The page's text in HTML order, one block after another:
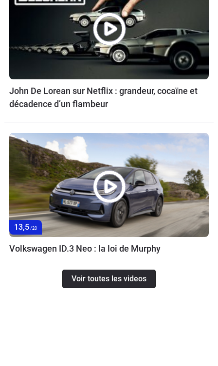
John De Lorean sur Netflix : grandeur, cocaïne et
décadence d’un flambeur
13,5 /20
Volkswagen ID.3 Neo : la loi de Murphy
Voir toutes les videos